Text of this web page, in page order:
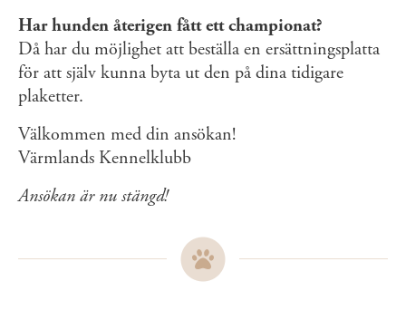
Har hunden återigen fått ett championat?
Då har du möjlighet att beställa en ersättningsplatta
för att själv kunna byta ut den på dina tidigare
plaketter.
Välkommen med din ansökan!
Värmlands Kennelklubb
Ansökan är nu stängd!